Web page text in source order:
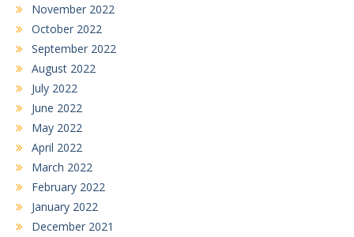
November 2022
October 2022
September 2022
August 2022
July 2022
June 2022
May 2022
April 2022
March 2022
February 2022
January 2022
December 2021